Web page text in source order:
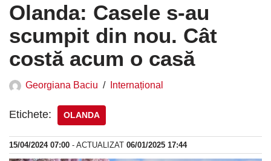
Olanda: Casele s-au
scumpit din nou. Cât
costă acum o casă
Georgiana Baciu Internațional
Etichete: OLANDA
15/04/2024 07:00 - ACTUALIZAT 06/01/2025 17:44